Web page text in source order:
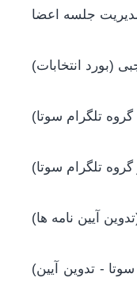
جلسه اعضا
(بورد انتخابات
تلگرام سوتا
تلگرام سوتا
آیین نامه ها
(بهرام ظهیر اعظمی (کمیته جوایز سوتا - تدوین آیین